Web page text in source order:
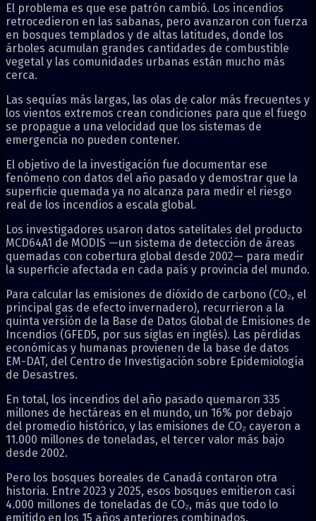
El problema es que ese patrón cambió. Los incendios
retrocedieron en las sabanas, pero avanzaron con fuerza
en bosques templados y de altas latitudes, donde los
árboles acumulan grandes cantidades de combustible
vegetal y las comunidades urbanas están mucho más
cerca.
Las sequías más largas, las olas de calor más frecuentes y
los vientos extremos crean condiciones para que el fuego
se propague a una velocidad que los sistemas de
emergencia no pueden contener.
El objetivo de la investigación fue documentar ese
fenómeno con datos del año pasado y demostrar que la
superficie quemada ya no alcanza para medir el riesgo
real de los incendios a escala global.
Los investigadores usaron datos satelitales del producto
MCD64A1 de MODIS —un sistema de detección de áreas
quemadas con cobertura global desde 2002— para medir
la superficie afectada en cada país y provincia del mundo.
Para calcular las emisiones de dióxido de carbono (CO₂, el
principal gas de efecto invernadero), recurrieron a la
quinta versión de la Base de Datos Global de Emisiones de
Incendios (GFED5, por sus siglas en inglés). Las pérdidas
económicas y humanas provienen de la base de datos
EM-DAT, del Centro de Investigación sobre Epidemiología
de Desastres.
En total, los incendios del año pasado quemaron 335
millones de hectáreas en el mundo, un 16% por debajo
del promedio histórico, y las emisiones de CO₂ cayeron a
11.000 millones de toneladas, el tercer valor más bajo
desde 2002.
Pero los bosques boreales de Canadá contaron otra
historia. Entre 2023 y 2025, esos bosques emitieron casi
4.000 millones de toneladas de CO₂, más que todo lo
emitido en los 15 años anteriores combinados.